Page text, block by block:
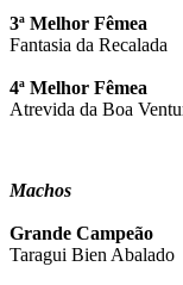
3ª Melhor Fêmea
Fantasia da Recalada
4ª Melhor Fêmea
Atrevida da Boa
Machos
Grande Campeão
Taragui Bien Abalado